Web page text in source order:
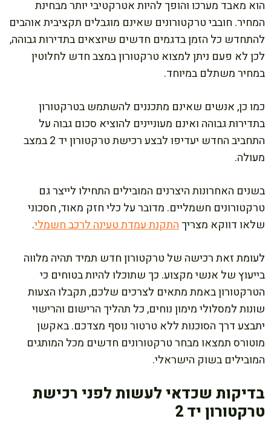
הוא מאבד מערכו והופך להיות אטרקטיבי יותר מבחינת
המחיר. חובבי טרקטורונים שאינם מוגבלים תקציבית אוהבים
להתחדש כל הזמן בדגמים חדשים שיוצאים בתדירות גבוהה,
לכן לא פעם ניתן למצוא טרקטורון במצב חדש לחלוטין
במחיר משתלם במיוחד.
כמו כן, אנשים שאינם מתכננים להשתמש בטרקטורון
בתדירות גבוהה ואינם מעוניינים להוציא סכום גבוה על
התחביב החדש יעדיפו לבצע רכישת טרקטורון יד 2 במצב
מעולה.
בשנים האחרונות היצרנים המובילים התחילו לייצר גם
טרקטורונים חשמליים. מדובר על כלי חזק מאוד, חסכוני
שלאו דווקא מצריךהתקנת עמדת טעינה לרכב חשמלי.
לעומת זאת רכישה של טרקטורון חדש תמיד תהיה מלווה
בייעוץ של אנשי מקצוע. כך שתוכלו להיות בטוחים כי
הטרקטורון באמת מתאים לצרכים שלכם, תקבלו הצעות
שונות למסלולי מימון נוחים, כל תהליך הרישום והרישוי
יתבצע דרך הסוכנות ללא טרטור נוסף מצדכם. באקשן
מוטורס תמצאו מבחר טרקטורונים חדשים מכל המותגים
המובילים בשוק הישראלי.
בדיקות שכדאי לעשות לפני רכישת
טרקטורון יד 2